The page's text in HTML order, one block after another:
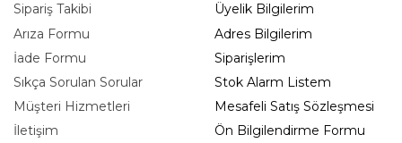
Sipariş Takibi
Arıza Formu
İade Formu
Sıkça Sorulan Sorular
Müşteri Hizmetleri
İletişim
Üyelik Bilgilerim
Adres Bilgilerim
Siparişlerim
Stok Alarm Listem
Mesafeli Satış Sözleşmesi
Ön Bilgilendirme Formu